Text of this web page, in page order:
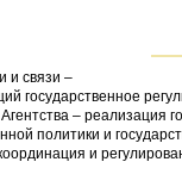
и связи –
государственное
– реализация
политики и
и